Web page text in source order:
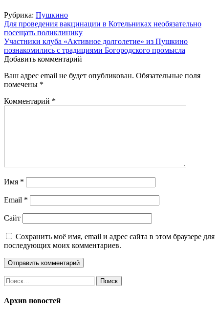
Рубрика: Пушкино
Навигация
по
записям
Для проведения вакцинации в Котельниках необязательно
посещать поликлинику
Участники клуба «Активное долголетие» из Пушкино
познакомились с традициями Богородского промысла
Добавить комментарий
Ваш адрес email не будет опубликован. Обязательные поля
помечены *
Комментарий *
Имя *
Email *
Сайт
Сохранить моё имя, email и адрес сайта в этом браузере для
последующих моих комментариев.
Найти:
Архив новостей